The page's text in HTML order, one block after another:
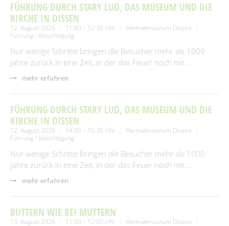
FÜHRUNG DURCH STARY LUD, DAS MUSEUM UND DIE
KIRCHE IN DISSEN
12. August 2026 11:00 – 12:30 Uhr
Heimatmuseum Dissen
Führung / Besichtigung
Nur wenige Schritte bringen die Besucher mehr als 1000
Jahre zurück in eine Zeit, in der das Feuer noch mit …
mehr erfahren
FÜHRUNG DURCH STARY LUD, DAS MUSEUM UND DIE
KIRCHE IN DISSEN
12. August 2026 14:00 – 15:30 Uhr
Heimatmuseum Dissen
Führung / Besichtigung
Nur wenige Schritte bringen die Besucher mehr als 1000
Jahre zurück in eine Zeit, in der das Feuer noch mit …
mehr erfahren
BUTTERN WIE BEI MUTTERN
13. August 2026 11:00 – 12:00 Uhr
Heimatmuseum Dissen